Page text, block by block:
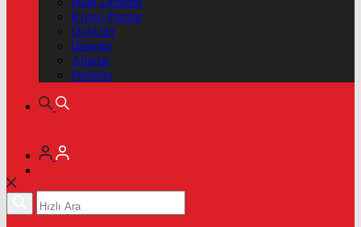
Kripto Paralar
Dövizler
Hisseler
Altınlar
Pariteler